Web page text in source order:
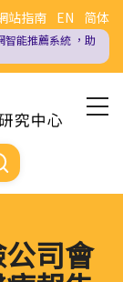
EN 简体
站指南
智能推薦系統 ，助
司會